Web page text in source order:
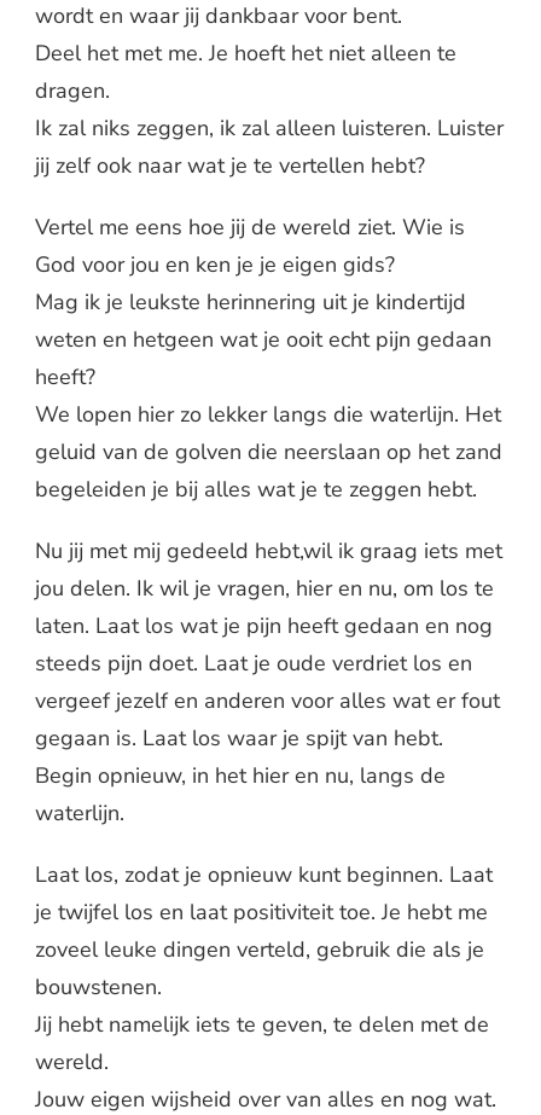
wordt en waar jij dankbaar voor bent.
Deel het met me. Je hoeft het niet alleen te
dragen.
Ik zal niks zeggen, ik zal alleen luisteren. Luister
jij zelf ook naar wat je te vertellen hebt?
Vertel me eens hoe jij de wereld ziet. Wie is
God voor jou en ken je je eigen gids?
Mag ik je leukste herinnering uit je kindertijd
weten en hetgeen wat je ooit echt pijn gedaan
heeft?
We lopen hier zo lekker langs die waterlijn. Het
geluid van de golven die neerslaan op het zand
begeleiden je bij alles wat je te zeggen hebt.
Nu jij met mij gedeeld hebt,wil ik graag iets met
jou delen. Ik wil je vragen, hier en nu, om los te
laten. Laat los wat je pijn heeft gedaan en nog
steeds pijn doet. Laat je oude verdriet los en
vergeef jezelf en anderen voor alles wat er fout
gegaan is. Laat los waar je spijt van hebt.
Begin opnieuw, in het hier en nu, langs de
waterlijn.
Laat los, zodat je opnieuw kunt beginnen. Laat
je twijfel los en laat positiviteit toe. Je hebt me
zoveel leuke dingen verteld, gebruik die als je
bouwstenen.
Jij hebt namelijk iets te geven, te delen met de
wereld.
Jouw eigen wijsheid over van alles en nog wat.